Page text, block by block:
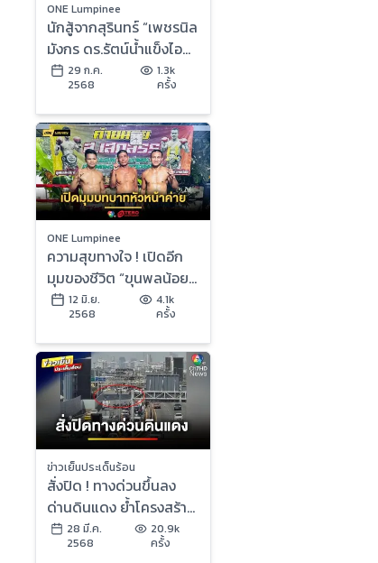
ONE Lumpinee
นักสู้จากสุรินทร์ “เพชรนิล
มังกร ดร.รัตน์น้ำแข็งไอซ์
แลนด์” | ONE ลุมพินี
Heroes | 29 ก.ค. 68 |
Ch7HD
29 ก.ค.
2568
1.3k
ครั้ง
ONE Lumpinee
ความสุขทางใจ ! เปิดอีก
มุมของชีวิต “ขุนพลน้อย”
กับบทบาทหัวหน้าค่าย
ส.เสกสรร
12 มิ.ย.
2568
4.1k
ครั้ง
ข่าวเย็นประเด็นร้อน
สั่งปิด ! ทางด่วนขึ้นลง
ด่านดินแดง ย้ำโครงสร้าง
ไม่ได้รับผลกระทบ | ข่าว
เย็นประเด็นร้อน
28 มี.ค.
2568
20.9k
ครั้ง